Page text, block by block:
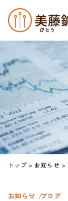
トップ お知らせ
お知らせ ブログ